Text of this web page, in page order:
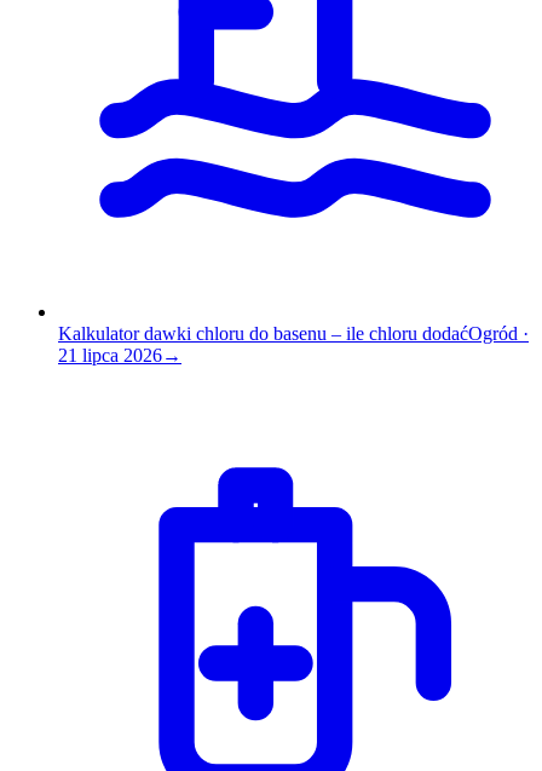
Kalkulator dawki chloru do basenu – ile chloru dodaćOgród ·
21 lipca 2026→